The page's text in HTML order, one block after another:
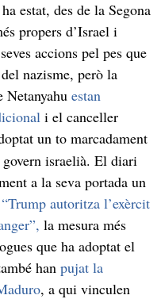
estat, des de la Segona
propers d’Israel i
accions pel pes que
nazisme, però la
Netanyahu estan
i el canceller
un to marcadament
israelià. El diari
a la seva portada un
“Trump autoritza l’exèrcit
la mesura més
que ha adoptat el
han pujat la
, a qui vinculen